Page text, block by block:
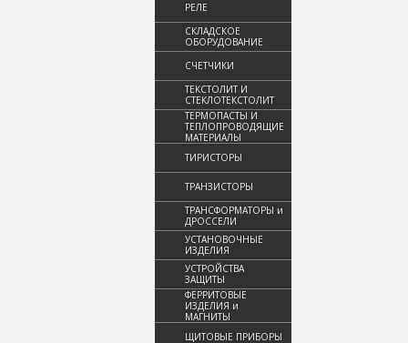
РЕЛЕ
СКЛАДСКОЕ
ОБОРУДОВАНИЕ
СЧЕТЧИКИ
ТЕКСТОЛИТ И
СТЕКЛОТЕКСТОЛИТ
ТЕРМОПАСТЫ И
ТЕПЛОПРОВОДЯЩИЕ
МАТЕРИАЛЫ
ТИРИСТОРЫ
ТРАНЗИСТОРЫ
ТРАНСФОРМАТОРЫ и
ДРОССЕЛИ
УСТАНОВОЧНЫЕ
ИЗДЕЛИЯ
УСТРОЙСТВА
ЗАЩИТЫ
ФЕРРИТОВЫЕ
ИЗДЕЛИЯ и
МАГНИТЫ
ЩИТОВЫЕ ПРИБОРЫ